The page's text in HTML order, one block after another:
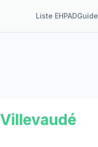
Liste EHPADGuide
Villevaudé